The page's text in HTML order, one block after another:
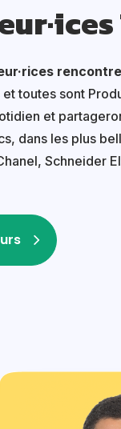
toutes sont
et
dans les plus
Schneider